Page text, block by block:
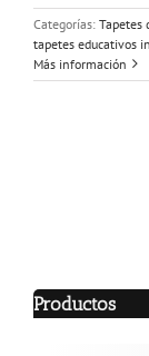
Categorías: Tapetes
tapetes educativos
Más información
Productos